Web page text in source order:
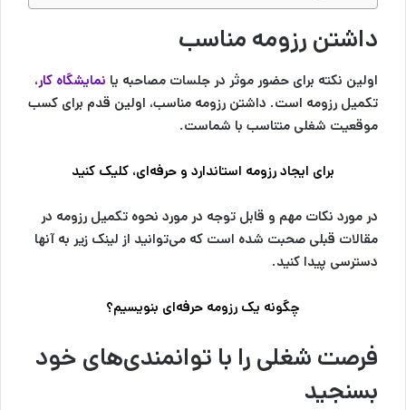
داشتن رزومه مناسب
اولین نکته برای حضور موثر در جلسات مصاحبه یا نمایشگاه کار،
تکمیل رزومه‌ است. داشتن رزومه مناسب، اولین قدم برای کسب
موقعیت شغلی متناسب با شماست.
برای ایجاد رزومه استاندارد و حرفه‌ای، کلیک کنید
در مورد نکات مهم و قابل توجه در مورد نحوه تکمیل رزومه در
مقالات قبلی صحبت شده است که می‌توانید از لینک زیر به آنها
دسترسی پیدا کنید.
چگونه یک رزومه حرفه‌ای بنویسیم؟
فرصت شغلی را با توانمندی‌های خود
بسنجید